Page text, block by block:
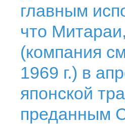
главным
что
(компания
1969 г.) в
японской
преданным